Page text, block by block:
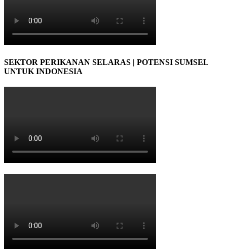
SEKTOR PERIKANAN SELARAS | POTENSI SUMSEL
UNTUK INDONESIA